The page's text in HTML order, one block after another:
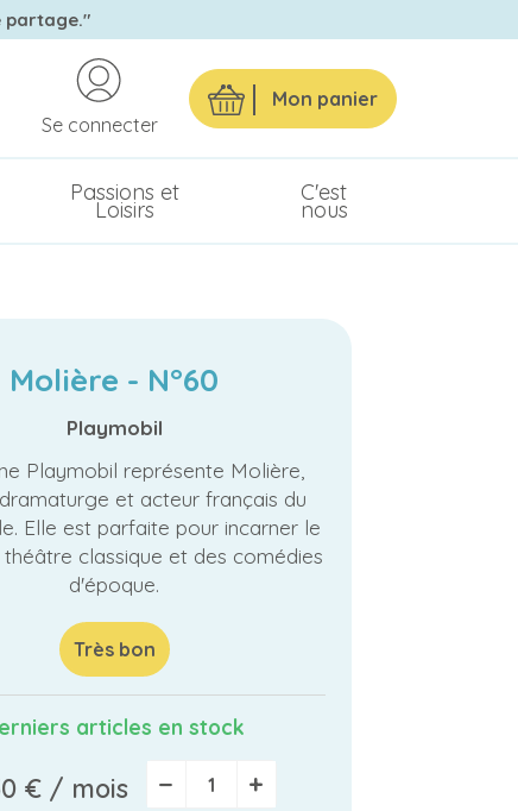
partage."
Mon panier
Se connecter
Passions et
Loisirs
C'est
nous
Molière - N°60
Playmobil
Playmobil représente Molière,
et acteur français du
Elle est parfaite pour incarner le
classique et des comédies
d'époque.
Très bon
articles en stock
€/ mois − +